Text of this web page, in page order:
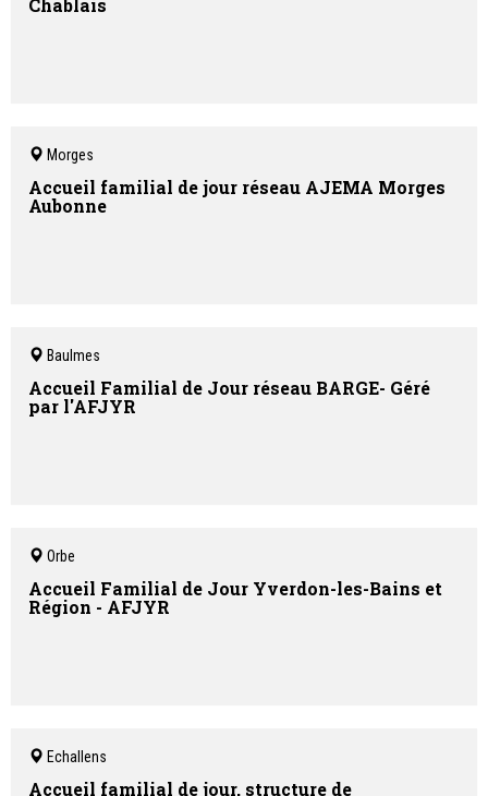
Chablais
Morges
Accueil familial de jour réseau AJEMA Morges
Aubonne
Baulmes
Accueil Familial de Jour réseau BARGE- Géré
par l'AFJYR
Orbe
Accueil Familial de Jour Yverdon-les-Bains et
Région - AFJYR
Echallens
Accueil familial de jour, structure de